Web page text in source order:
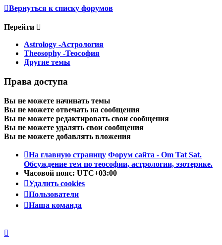
Вернуться к списку форумов
Перейти
Astrology -Астрология
Theosophy -Теософия
Другие темы
Права доступа
Вы не можете начинать темы
Вы не можете отвечать на сообщения
Вы не можете редактировать свои сообщения
Вы не можете удалять свои сообщения
Вы не можете добавлять вложения
На главную страницу Форум сайта - Om Tat Sat.
Обсуждение тем по теософии, астрологии, эзотерике.
Часовой пояс: UTC+03:00
Удалить cookies
Пользователи
Наша команда